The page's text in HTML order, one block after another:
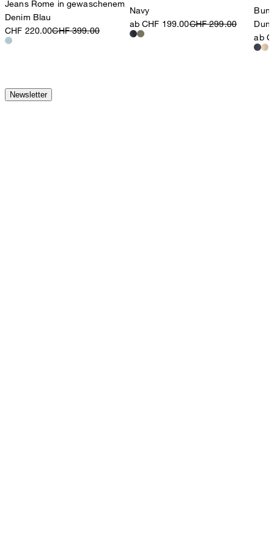
Jeans Rome in gewaschenem
Denim Blau
CHF 220.00CHF 399.00
Navy
ab CHF 199.00CHF 299.00
ab
Newsletter